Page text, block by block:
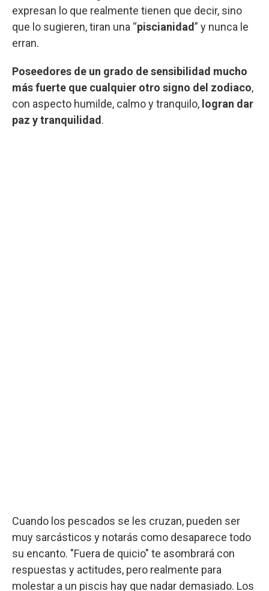
expresan lo que realmente tienen que decir, sino
que lo sugieren, tiran una “piscianidad” y nunca le
erran.
Poseedores de un grado de sensibilidad mucho
más fuerte que cualquier otro signo del zodiaco,
con aspecto humilde, calmo y tranquilo, logran dar
paz y tranquilidad .
Cuando los pescados se les cruzan, pueden ser
muy sarcásticos y notarás como desaparece todo
su encanto. "Fuera de quicio" te asombrará con
respuestas y actitudes, pero realmente para
molestar a un piscis hay que nadar demasiado. Los